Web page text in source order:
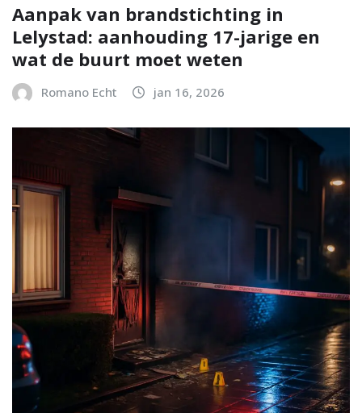
Aanpak van brandstichting in
Lelystad: aanhouding 17-jarige en
wat de buurt moet weten
Romano Echt jan 16, 2026